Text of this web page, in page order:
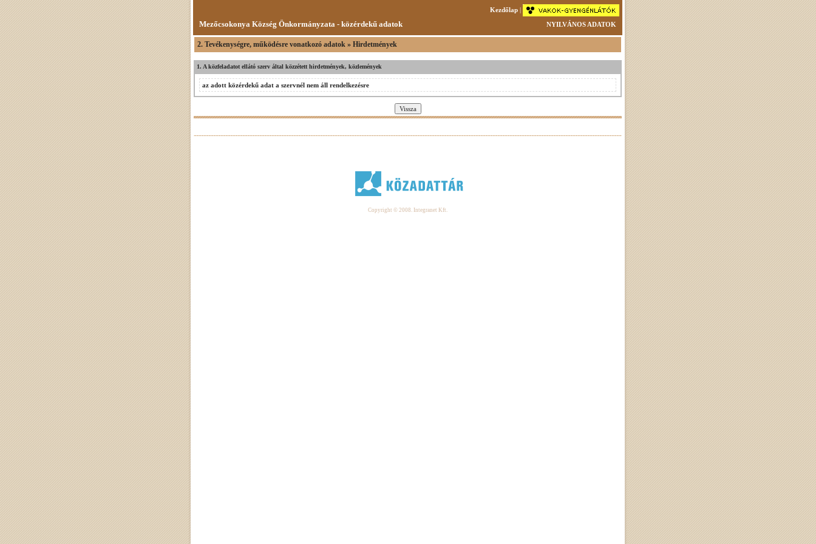
Kezdőlap |
Mezőcsokonya Község Önkormányzata - közérdekű adatok NYILVÁNOS ADATOK
2. Tevékenységre, működésre vonatkozó adatok » Hirdetmények
1. A közfeladatot ellátó szerv által közzétett hirdetmények, közlemények
az adott közérdekű adat a szervnél nem áll rendelkezésre
Copyright © 2008. Integranet Kft.